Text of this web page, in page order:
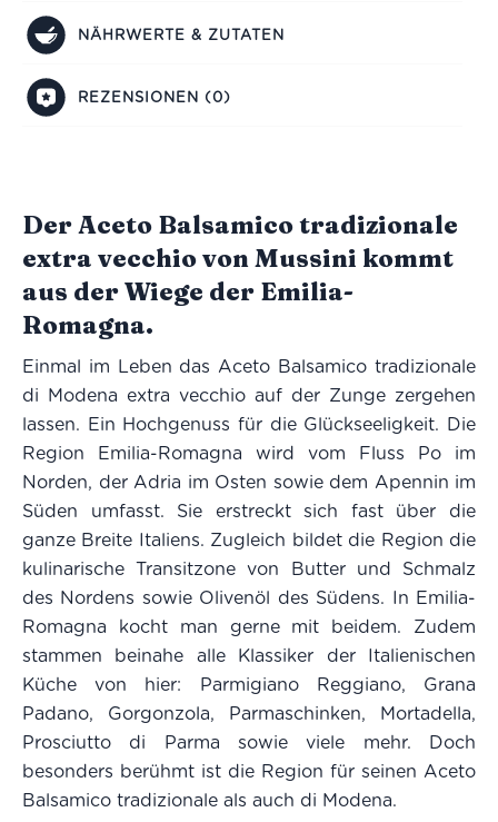
NÄHRWERTE & ZUTATEN
REZENSIONEN (0)
Der Aceto Balsamico tradizionale
extra vecchio von Mussini kommt
aus der Wiege der Emilia-
Romagna.
Einmal im Leben das Aceto Balsamico tradizionale
di Modena extra vecchio auf der Zunge zergehen
lassen. Ein Hochgenuss für die Glückseeligkeit. Die
Region Emilia-Romagna wird vom Fluss Po im
Norden, der Adria im Osten sowie dem Apennin im
Süden umfasst. Sie erstreckt sich fast über die
ganze Breite Italiens. Zugleich bildet die Region die
kulinarische Transitzone von Butter und Schmalz
des Nordens sowie Olivenöl des Südens. In Emilia-
Romagna kocht man gerne mit beidem. Zudem
stammen beinahe alle Klassiker der Italienischen
Küche von hier: Parmigiano Reggiano, Grana
Padano, Gorgonzola, Parmaschinken, Mortadella,
Prosciutto di Parma sowie viele mehr. Doch
besonders berühmt ist die Region für seinen Aceto
Balsamico tradizionale als auch di Modena.